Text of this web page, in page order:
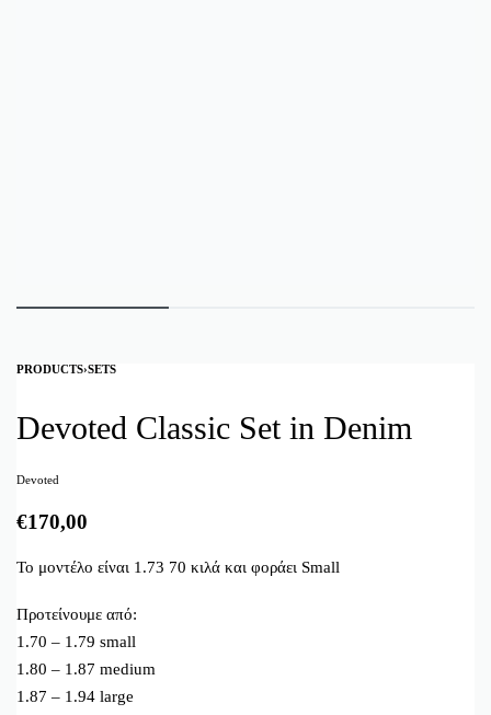
PRODUCTS›SETS
Devoted Classic Set in Denim
Devoted
€170,00
Το μοντέλο είναι 1.73 70 κιλά και φοράει Small
Προτείνουμε από:
1.70 – 1.79 small
1.80 – 1.87 medium
1.87 – 1.94 large